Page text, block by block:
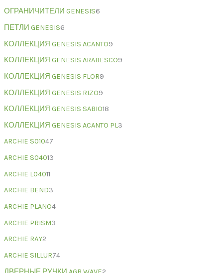
ОГРАНИЧИТЕЛИ GENESIS6
ПЕТЛИ GENESIS6
КОЛЛЕКЦИЯ GENESIS ACANTO9
КОЛЛЕКЦИЯ GENESIS ARABESCO9
КОЛЛЕКЦИЯ GENESIS FLOR9
КОЛЛЕКЦИЯ GENESIS RIZO9
КОЛЛЕКЦИЯ GENESIS SABIO18
КОЛЛЕКЦИЯ GENESIS ACANTO PL3
ARCHIE S01047
ARCHIE S04013
ARCHIE L04011
ARCHIE BEND3
ARCHIE PLANO4
ARCHIE PRISM3
ARCHIE RAY2
ARCHIE SILLUR74